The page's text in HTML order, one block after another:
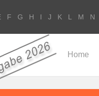
F G H I J K L M N
Home